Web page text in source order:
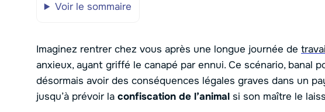
Voir le sommaire
Imaginez rentrer chez vous après une longue journée de
anxieux, ayant griffé le canapé par ennui. Ce scénario, banal
désormais avoir des conséquences légales graves dans un
jusqu’à prévoir la confiscation de l’animal si son maître le